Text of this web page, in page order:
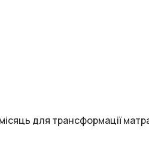
для трансформації